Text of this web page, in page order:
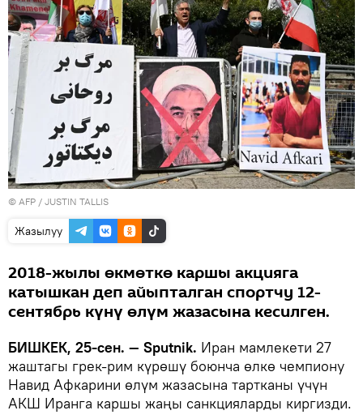
© AFP / JUSTIN TALLIS
Жазылуу
2018-жылы өкмөткө каршы акцияга
катышкан деп айыпталган спортчу 12-
сентябрь күнү өлүм жазасына кесилген.
БИШКЕК, 25-сен. — Sputnik. Иран мамлекети 27
жаштагы грек-рим күрөшү боюнча өлкө чемпиону
Навид Афкарини өлүм жазасына тартканы үчүн
АКШ Иранга каршы жаңы санкцияларды киргизди.